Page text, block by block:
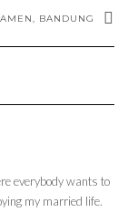
BANDUNG
everybody wants to
my married life.